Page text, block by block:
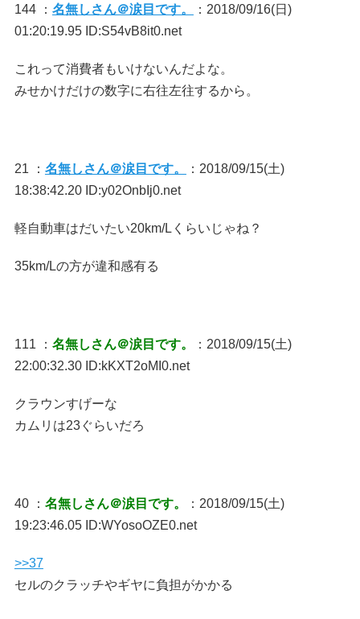
144 ： 名無しさん＠涙目です。
：2018/09/16(日)
01:20:19.95 ID:S54vB8it0.net
これって消費者もいけないんだよな。
みせかけだけの数字に右往左往するから。
21 ： 名無しさん＠涙目です。
：2018/09/15(土)
18:38:42.20 ID:y02OnbIj0.net
軽自動車はだいたい20km/Lくらいじゃね？
35km/Lの方が違和感有る
111 ： 名無しさん＠涙目です。
：2018/09/15(土)
22:00:32.30 ID:kKXT2oMI0.net
クラウンすげーな
カムリは23ぐらいだろ
40 ： 名無しさん＠涙目です。
：2018/09/15(土)
19:23:46.05 ID:WYosoOZE0.net
>>37
セルのクラッチやギヤに負担がかかる